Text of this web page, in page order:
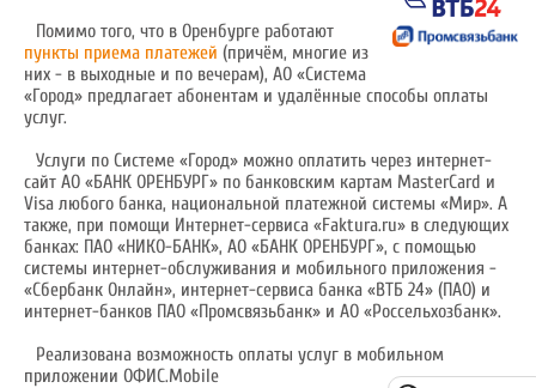
Помимо того, что в Оренбурге работают
пункты приема платежей (причём, многие из
них - в выходные и по вечерам), АО «Система
«Город» предлагает абонентам и удалённые способы оплаты
услуг.
Услуги по Системе «Город» можно оплатить через интернет-
сайт АО «БАНК ОРЕНБУРГ» по банковским картам MasterCard и
Visa любого банка, национальной платежной системы «Мир». А
также, при помощи Интернет-сервиса «Faktura.ru» в следующих
банках: ПАО «НИКО-БАНК», АО «БАНК ОРЕНБУРГ», с помощью
системы интернет-обслуживания и мобильного приложения -
«Сбербанк Онлайн», интернет-сервиса банка «ВТБ 24» (ПАО) и
интернет-банков ПАО «Промсвязьбанк» и АО «Россельхозбанк».
Реализована возможность оплаты услуг в мобильном
приложении ОФИС.Mobile